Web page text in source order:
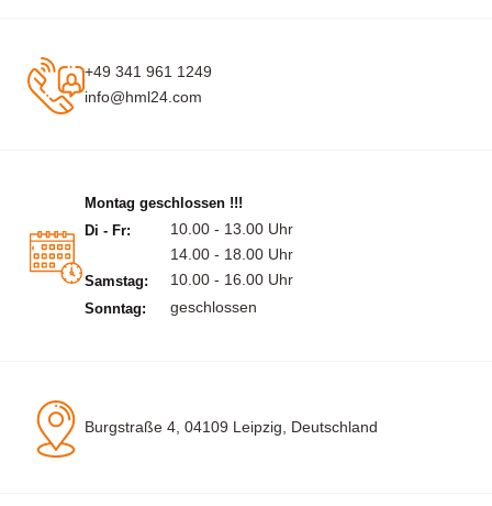
+49 341 961 1249
info@hml24.com
Montag geschlossen !!!
Di - Fr:
10.00 - 13.00 Uhr
14.00 - 18.00 Uhr
Samstag: 10.00 - 16.00 Uhr
Sonntag: geschlossen
Burgstraße 4, 04109 Leipzig, Deutschland